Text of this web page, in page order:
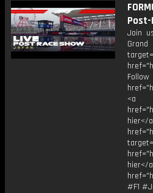
Post-
Join
#F1